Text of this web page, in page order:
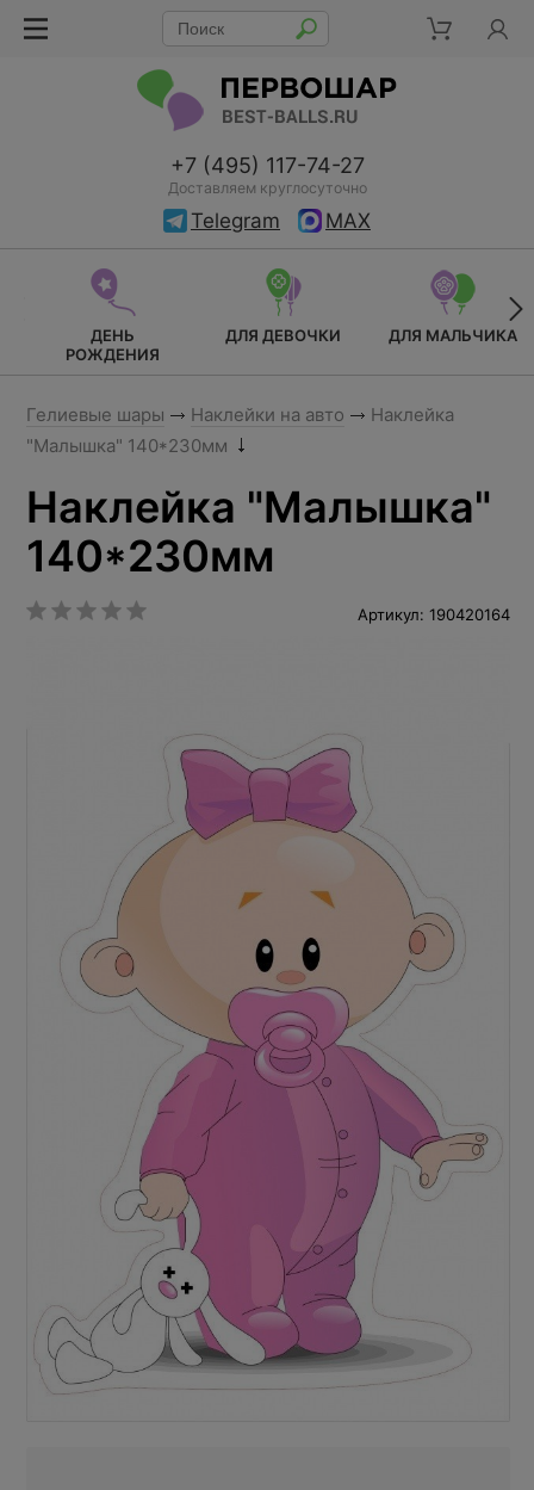
+7 (495) 117-74-27
Доставляем круглосуточно
Telegram MAX
ДЕНЬ
РОЖДЕНИЯ
ДЛЯ ДЕВОЧКИ ДЛЯ МАЛЬЧИКА
Гелиевые шары Наклейки на авто
Наклейка
"Малышка" 140*230мм
Наклейка "Малышка"
140*230мм
Артикул: 190420164